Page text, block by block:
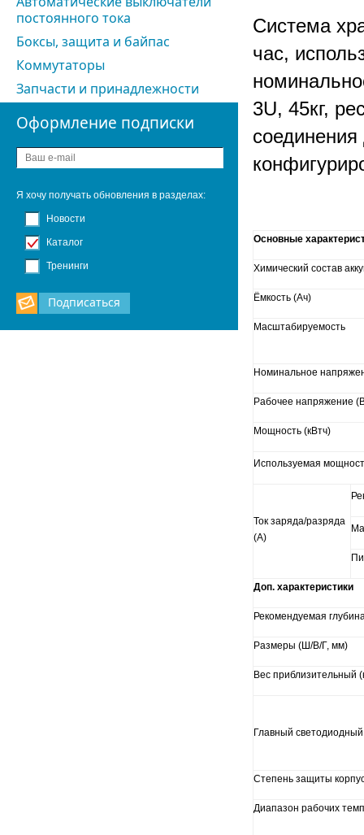
постоянного тока
Боксы, защита и байпас
Коммутаторы
Запчасти и принадлежности
Оформление подписки
Я хочу получать обновления в разделах:
Новости
Каталог
Тренинги
Подписаться
Система
час,
3U, 45кг,
Основные
Химический состав
Ёмкость (Aч)
Масштабируемость
Номинальное
Рабочее напряжение
Мощность (кВтч)
Используемая
Ток заряда/разряда
(A)
Доп. характеристики
Рекомендуемая
Размеры (Ш/В/Г, мм)
Вес приблизительный
Главный
Степень защиты
Диапазон рабочих